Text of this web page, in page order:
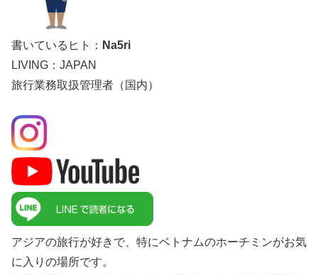
書いているヒト： Na5ri
LIVING：JAPAN
旅行業務取扱管理者（国内）
アジアの旅行が好きで、特にベトナムのホーチミンがお気
に入りの場所です。